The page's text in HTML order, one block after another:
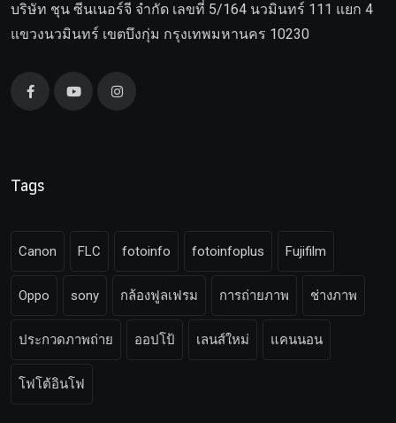
บริษัท ชุน ซีนเนอร์จี จำกัด เลขที่ 5/164 นวมินทร์ 111 แยก 4
แขวงนวมินทร์ เขตบึงกุ่ม กรุงเทพมหานคร 10230
Tags
Canon FLC fotoinfo fotoinfoplus Fujifilm
Oppo sony กล้องฟูลเฟรม การถ่ายภาพ ช่างภาพ
ประกวดภาพถ่าย ออปโป้ เลนส์ใหม่ แคนนอน
โฟโต้อินโฟ